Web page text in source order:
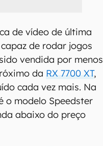
de vídeo de última
de rodar jogos
vendida por menos
da RX 7700 XT,
cada vez mais. Na
o modelo Speedster
abaixo do preço